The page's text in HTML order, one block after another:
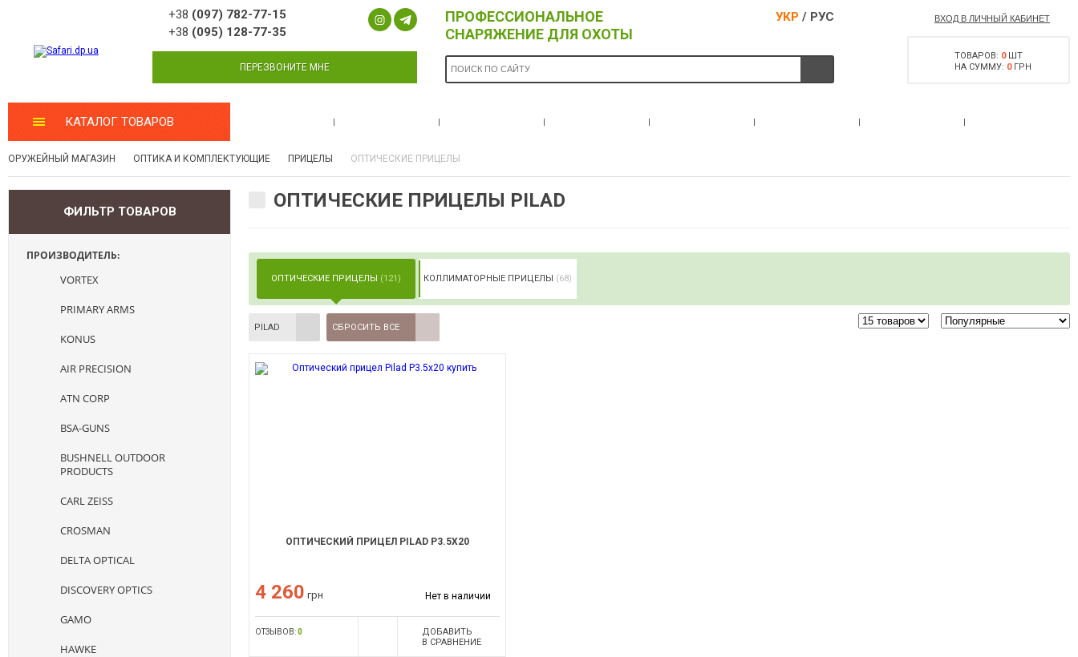
+38 (097) 782-77-15
+38 (095) 128-77-35
ПЕРЕЗВОНИТЕ МНЕ
ПРОФЕССИОНАЛЬНОЕ
СНАРЯЖЕНИЕ ДЛЯ ОХОТЫ
УКР / РУС ВХОД В ЛИЧНЫЙ КАБИНЕТ
ТОВАРОВ: 0ШТ
НА СУММУ: 0ГРН
КАТАЛОГ ТОВАРОВ
ОРУЖЕЙНЫЙ МАГАЗИН ОПТИКА И КОМПЛЕКТУЮЩИЕ ПРИЦЕЛЫ ОПТИЧЕСКИЕ ПРИЦЕЛЫ
ФИЛЬТР ТОВАРОВ
ПРОИЗВОДИТЕЛЬ:
VORTEX
PRIMARY ARMS
KONUS
AIR PRECISION
ATN CORP
BSA-GUNS
BUSHNELL OUTDOOR
PRODUCTS
CARL ZEISS
CROSMAN
DELTA OPTICAL
DISCOVERY OPTICS
GAMO
HAWKE
ОПТИЧЕСКИЕ ПРИЦЕЛЫ PILAD
ОПТИЧЕСКИЕ ПРИЦЕЛЫ (121) КОЛЛИМАТОРНЫЕ ПРИЦЕЛЫ (68)
PILAD СБРОСИТЬ ВСЕ
ОПТИЧЕСКИЙ ПРИЦЕЛ PILAD P3.5X20
4 260 грн Нет в наличии
ОТЗЫВОВ:0
ДОБАВИТЬ
В СРАВНЕНИЕ